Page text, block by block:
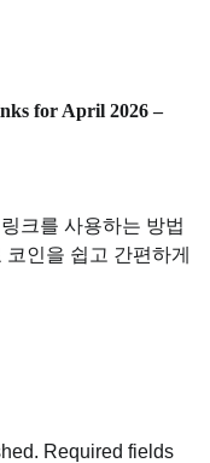
for April 2026 –
크를 사용하는 방법
인을 쉽고 간편하게
Required fields